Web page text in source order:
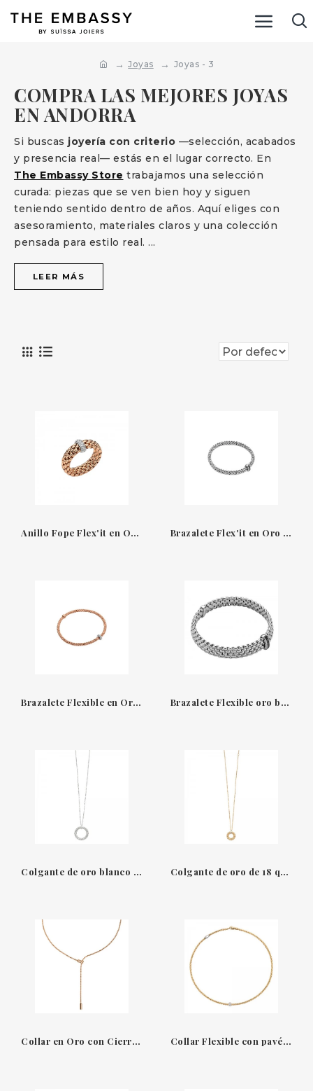
Joyas Joyas - 3
COMPRA LAS MEJORES JOYAS
EN ANDORRA
Si buscas joyería con criterio —selección, acabados
y presencia real— estás en el lugar correcto. En
The Embassy Store trabajamos una selección
curada: piezas que se ven bien hoy y siguen
teniendo sentido dentro de años. Aquí eliges con
asesoramiento, materiales claros y una colección
pensada para estilo real. ...
LEER MÁS
Anillo Fope Flex'it en Oro con Diamantes Brazalete Flex'it en Oro blanco con Diamantes Negros Fope
Brazalete Flexible en Oro Rosa y Blanco con Diamantes Fope Brazalete Flexible oro blanco 18 qt y diamantes negros Fope
Colgante de oro blanco de 18 qt con pavé de diamantes Lovely Daisy Fope Colgante de oro de 18 qt con pavé de diamantes Lovely Daisy Fope
Collar en Oro con Cierre Ajustable de Diamantes Fope Collar Flexible con pavé de diamantes Fope